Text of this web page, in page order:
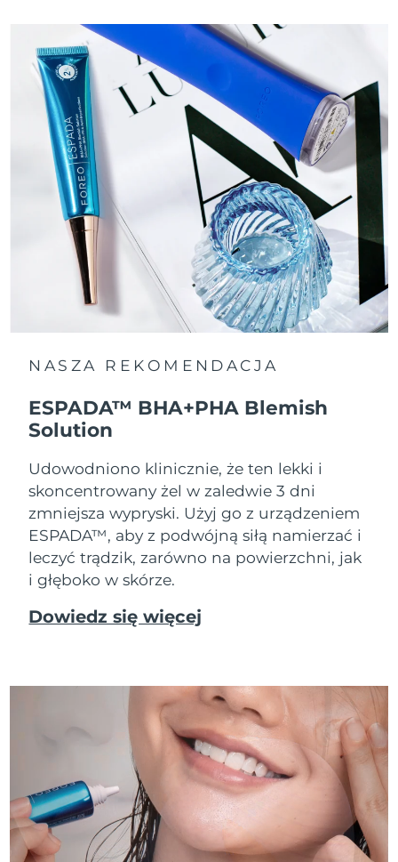
NASZA REKOMENDACJA
ESPADA™ BHA+PHA Blemish
Solution
Udowodniono klinicznie, że ten lekki i
skoncentrowany żel w zaledwie 3 dni
zmniejsza wypryski. Użyj go z urządzeniem
ESPADA™, aby z podwójną siłą namierzać i
leczyć trądzik, zarówno na powierzchni, jak
i głęboko w skórze.
Dowiedz się więcej
Tajlandia
Oczekiwany czas dostawy
Turcja
Oczekiwany czas dostawy
11/8/26
Zjednoczone Emiraty
Arabskie
Oczekiwany czas dostawy
11/8/26
Wielka Brytania
Oczekiwany czas dostawy
10/8/26
Stany Zjednoczone
Oczekiwany czas dostawy
11/8/26
Uzbekistan
Oczekiwany czas dostawy
15/8/26
Wietnam